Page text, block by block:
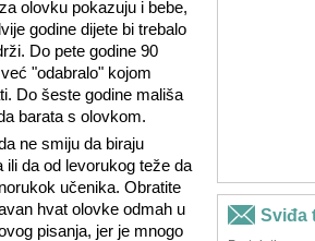
olovku pokazuju i bebe,
godine dijete bi trebalo
Do pete godine 90
"odabralo" kojom
Do šeste godine mališa
barata s olovkom.
ne smiju da biraju
ili da od levorukog teže da
učenika. Obratite
hvat olovke odmah u
pisanja, jer je mnogo